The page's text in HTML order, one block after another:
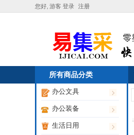
您好, 游客 登录 注册
所有商品分类
办公文具
办公装备
生活日用